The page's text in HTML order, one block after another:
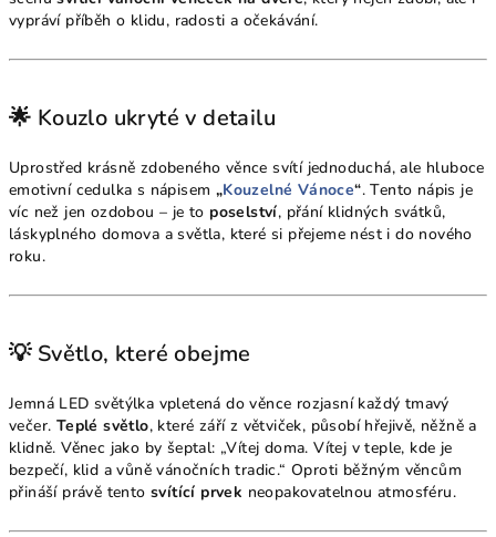
vypráví příběh o klidu, radosti a očekávání.
🌟 Kouzlo ukryté v detailu
Uprostřed krásně zdobeného věnce svítí jednoduchá, ale hluboce
emotivní cedulka s nápisem „Kouzelné Vánoce“. Tento nápis je
víc než jen ozdobou – je to poselství, přání klidných svátků,
láskyplného domova a světla, které si přejeme nést i do nového
roku.
💡 Světlo, které obejme
Jemná LED světýlka vpletená do věnce rozjasní každý tmavý
večer. Teplé světlo, které září z větviček, působí hřejivě, něžně a
klidně. Věnec jako by šeptal: „Vítej doma. Vítej v teple, kde je
bezpečí, klid a vůně vánočních tradic.“ Oproti běžným věncům
přináší právě tentosvítící prvek neopakovatelnou atmosféru.